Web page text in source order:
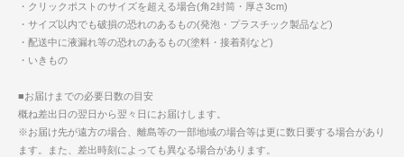
・クリックポストのサイズを超える場合(角2封筒・厚さ3cm)
・サイズ以内でも破損の恐れのあるもの(発泡・プラスチック製品など)
・配送中に液漏れ等の恐れのあるもの(塗料・接着剤など)
・いきもの
■お届けまでの必要日数の目安
概ね差出日の翌日から翌々日にお届けします。
※お届け先が遠方の場合、離島等の一部地域の場合等は更に数日要する場合があり
ます。また、差出時刻によっても異なる場合があります。